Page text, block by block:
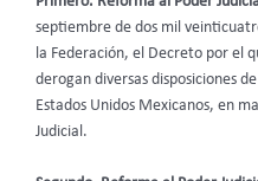
septiembre de dos mil
la Federación, el Decreto por el
derogan diversas disposiciones
Estados Unidos Mexicanos, en
Judicial.